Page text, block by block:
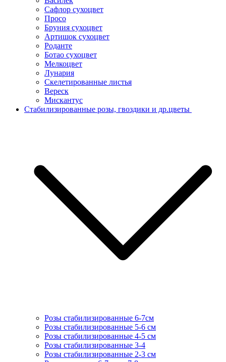
Сафлор сухоцвет
Просо
Бруния сухоцвет
Артишок сухоцвет
Роданте
Ботао сухоцвет
Мелкоцвет
Лунария
Скелетированные листья
Вереск
Мискантус
Стабилизированные розы, гвоздики и др.цветы
Розы стабилизированные 6-7см
Розы стабилизированные 5-6 см
Розы стабилизированные 4-5 см
Розы стабилизированные 3-4
Розы стабилизированные 2-3 см